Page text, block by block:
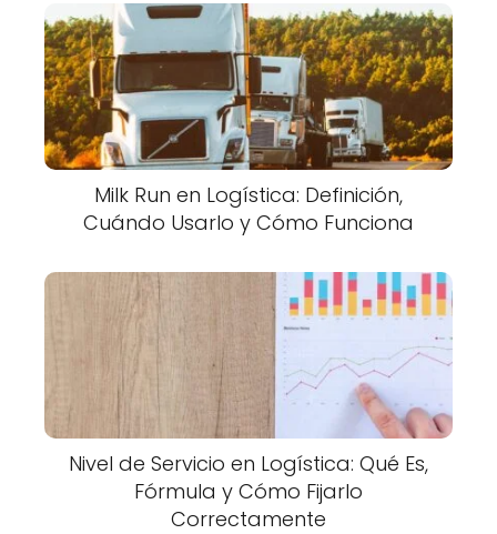
Milk Run en Logística: Definición,
Cuándo Usarlo y Cómo Funciona
Nivel de Servicio en Logística: Qué Es,
Fórmula y Cómo Fijarlo
Correctamente